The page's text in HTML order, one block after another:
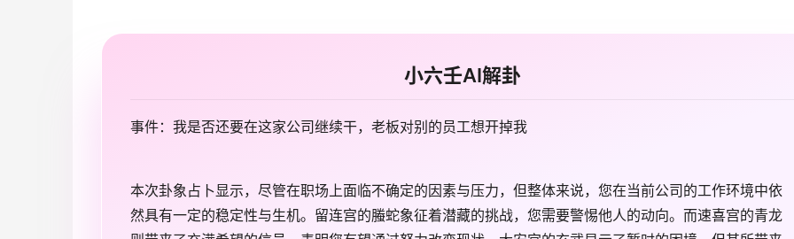
小六壬AI解卦
事件：我是否还要在这家公司继续干，老板对别的员工想开掉我
本次卦象占卜显示，尽管在职场上面临不确定的因素与压力，但整体来说，您在当前公司的工作环境中依
然具有一定的稳定性与生机。留连宫的螣蛇象征着潜藏的挑战，您需要警惕他人的动向。而速喜宫的青龙